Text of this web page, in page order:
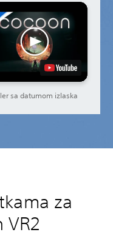
sa datumom izlaska
za
VR2